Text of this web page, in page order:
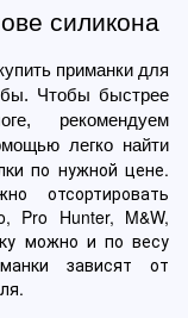
силикона
приманки для
Чтобы быстрее
рекомендуем
по нужной цене.
отсортировать
Pro Hunter, M&W,
можно и по весу
зависят от